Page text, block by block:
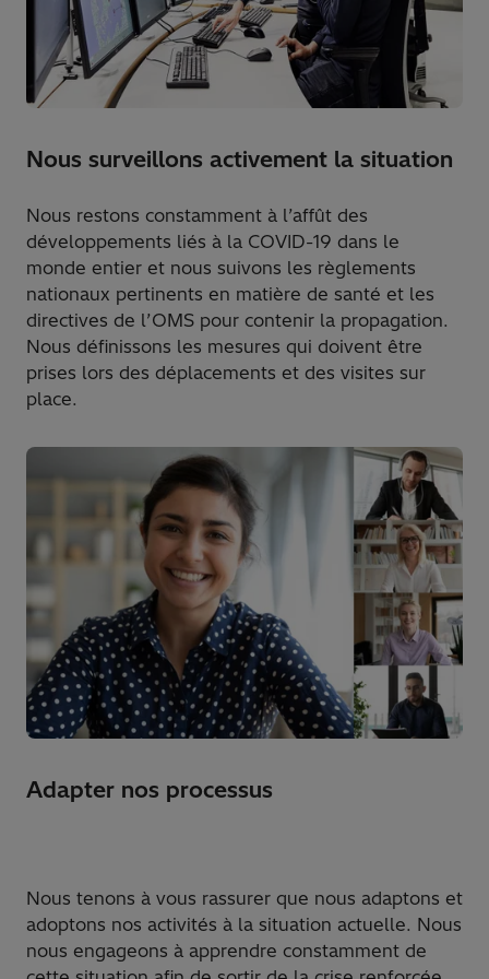
Nous surveillons activement la situation
Nous restons constamment à l’affût des
développements liés à la COVID-19 dans le
monde entier et nous suivons les règlements
nationaux pertinents en matière de santé et les
directives de l’OMS pour contenir la propagation.
Nous définissons les mesures qui doivent être
prises lors des déplacements et des visites sur
place.
Adapter nos processus
Nous tenons à vous rassurer que nous adaptons et
adoptons nos activités à la situation actuelle. Nous
nous engageons à apprendre constamment de